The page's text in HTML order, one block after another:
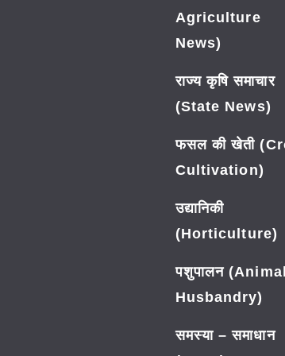
Agriculture
News)
राज्य कृषि समाचार
(State News)
फसल की खेती
Cultivation)
उद्यानिकी
(Horticulture)
पशुपालन (Animal
Husbandry)
समस्या – समाधान